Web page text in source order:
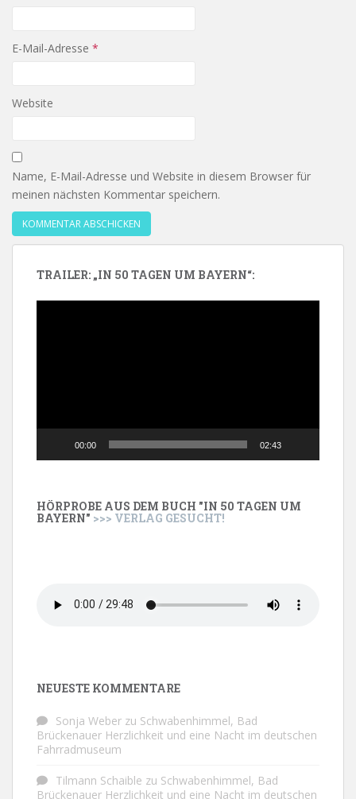
E-Mail-Adresse *
Website
Name, E-Mail-Adresse und Website in diesem Browser für
meinen nächsten Kommentar speichern.
TRAILER: „IN 50 TAGEN UM BAYERN“:
00:00 02:43
HÖRPROBE AUS DEM BUCH "IN 50 TAGEN UM
BAYERN" >>> VERLAG GESUCHT!
NEUESTE KOMMENTARE
Sonja Weber zu Schwabenhimmel, Bad
Brückenauer Herzlichkeit und eine Nacht im deutschen
Fahrradmuseum
Tilmann Schaible zu Schwabenhimmel, Bad
Brückenauer Herzlichkeit und eine Nacht im deutschen